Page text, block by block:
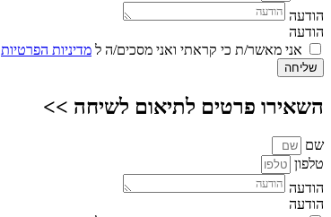
הודעה
הודעה
אני מאשר/ת כי קראתי ואני מסכים/ה ל מדיניות הפרטיות
שליחה
השאירו פרטים לתיאום לשיחה >>
שם
טלפון
הודעה
הודעה